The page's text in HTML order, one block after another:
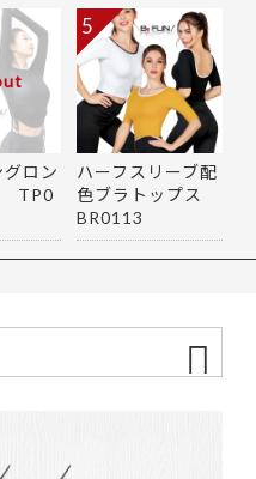
ロン
TP0
ハーフスリーブ配
色ブラトップス
BR0113
5